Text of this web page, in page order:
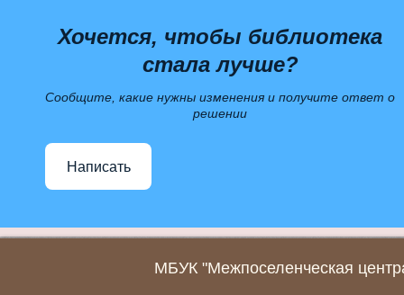
Хочется, чтобы библиотека
стала лучше?
Сообщите, какие нужны изменения и получите ответ о
решении
Написать
МБУК "Межпоселенческая